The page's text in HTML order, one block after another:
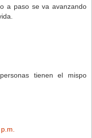
a paso se va avanzando
tienen el mispo